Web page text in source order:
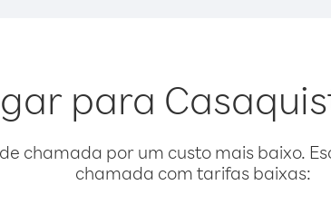
para
chamada por um custo mais baixo.
chamada com tarifas baixas: